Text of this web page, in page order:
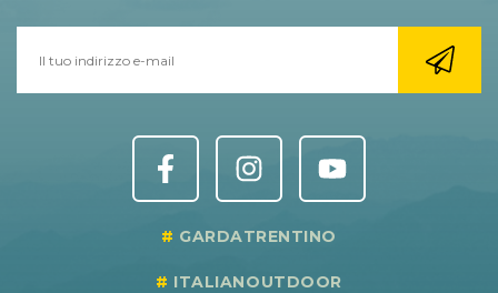
GARDATRENTINO
ITALIANOUTDOOR